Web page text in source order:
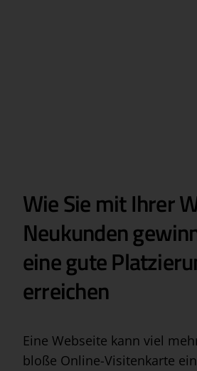
Wie Sie mit Ihrer
Neukunden
eine gute
erreichen
Eine Webseite kann viel
bloße Online-Visitenkarte